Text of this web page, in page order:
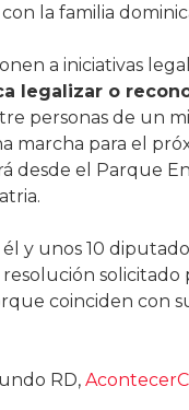
la familia
a iniciativas
legalizar o
personas de un
marcha para el
desde el Parque
y unos 10
solicitado
coinciden con
RD,